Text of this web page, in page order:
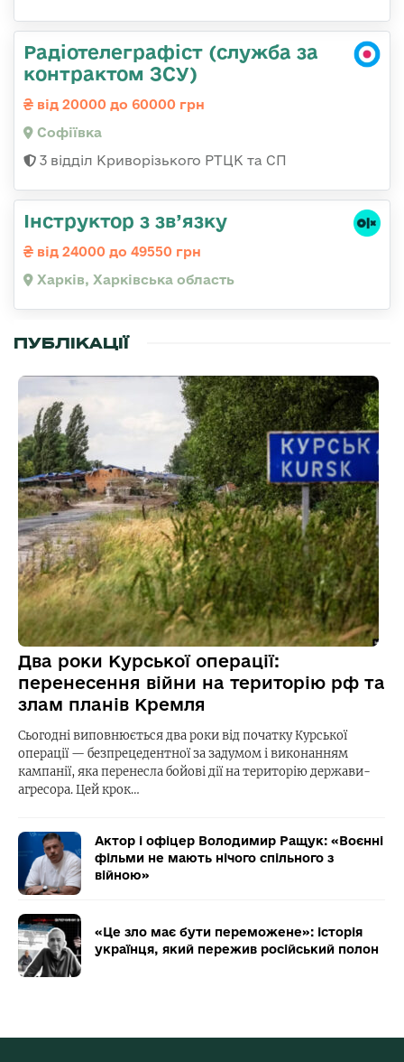
Радіотелеграфіст (служба за
контрактом ЗСУ)
від 20000 до 60000 грн
Софіївка
3 відділ Криворізького РТЦК та СП
Інструктор з зв’язку
від 24000 до 49550 грн
Харків, Харківська область
ПУБЛІКАЦІЇ
Два роки Курської операції:
перенесення війни на територію рф та
злам планів Кремля
Сьогодні виповнюється два роки від початку Курської
операції — безпрецедентної за задумом і виконанням
кампанії, яка перенесла бойові дії на територію держави-
агресора. Цей крок…
Актор і офіцер Володимир Ращук: «Воєнні
фільми не мають нічого спільного з
війною»
«Це зло має бути переможене»: історія
українця, який пережив російський полон